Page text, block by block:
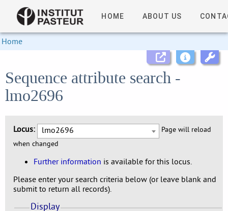
HOME ABOUT US
Home
Sequence attribute search -
lmo2696
Locus: lmo2696
Page will reload
when changed
Further information is available for this locus.
Please enter your search criteria below (or leave blank and
submit to return all records).
Display